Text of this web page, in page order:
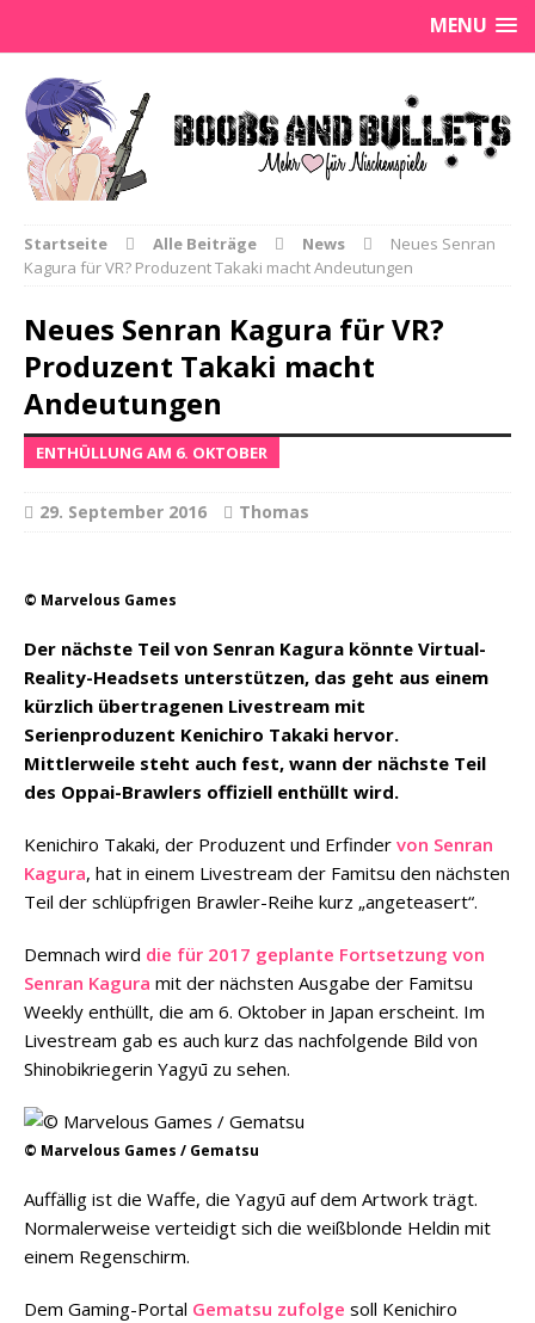
MENU
Startseite Alle Beiträge News
Neues Senran
Kagura für VR? Produzent Takaki macht Andeutungen
Neues Senran Kagura für VR?
Produzent Takaki macht
Andeutungen
ENTHÜLLUNG AM 6. OKTOBER
29. September 2016 Thomas
© Marvelous Games
Der nächste Teil von Senran Kagura könnte Virtual-
Reality-Headsets unterstützen, das geht aus einem
kürzlich übertragenen Livestream mit
Serienproduzent Kenichiro Takaki hervor.
Mittlerweile steht auch fest, wann der nächste Teil
des Oppai-Brawlers offiziell enthüllt wird.
Kenichiro Takaki, der Produzent und Erfinder von Senran
Kagura, hat in einem Livestream der Famitsu den nächsten
Teil der schlüpfrigen Brawler-Reihe kurz „angeteasert“.
Demnach wird die für 2017 geplante Fortsetzung von
Senran Kagura mit der nächsten Ausgabe der Famitsu
Weekly enthüllt, die am 6. Oktober in Japan erscheint. Im
Livestream gab es auch kurz das nachfolgende Bild von
Shinobikriegerin Yagyū zu sehen.
© Marvelous Games / Gematsu
Auffällig ist die Waffe, die Yagyū auf dem Artwork trägt.
Normalerweise verteidigt sich die weißblonde Heldin mit
einem Regenschirm.
Dem Gaming-Portal Gematsu zufolge soll Kenichiro